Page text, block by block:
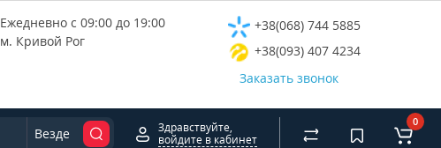
Ежедневно с 09:00 до 19:00
м. Кривой Рог
+38(068) 744 5885
+38(093) 407 4234
Заказать звонок
Везде
Здравствуйте,
войдите в кабинет
0